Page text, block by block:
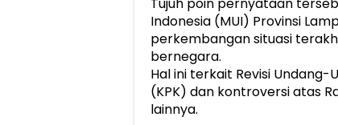
Indonesia (MUI) Provinsi
perkembangan situasi
bernegara.
Hal ini terkait Revisi
(KPK) dan kontroversi atas
lainnya.